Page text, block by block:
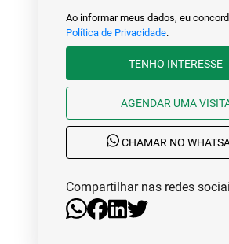
Ao informar meus dados, eu
Política de Privacidade.
TENHO INTERESSE
AGENDAR UMA
CHAMAR NO
Compartilhar nas redes